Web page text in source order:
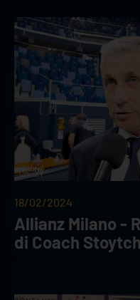
18/02/2024
Allianz Milano -
di Coach